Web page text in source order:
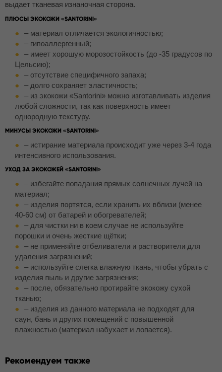
выдает тканевая изнаночная сторона.
ПЛЮСЫ ЭКОКОЖИ «SANTORINI»
– материал отличается экологичностью;
– гипоаллергенный;
– имеет хорошую морозостойкость (до -35 градусов по
Цельсию);
– отсутствие специфичного запаха;
– долго сохраняет эластичность;
– из экокожи «Santorini» можно изготавливать изделия
любой сложности, так как поверхность имеет
однородную текстуру.
МИНУСЫ ЭКОКОЖИ «SANTORINI»
– истирание материала происходит уже через 3-4 года
интенсивного использования.
УХОД ЗА ЭКОКОЖЕЙ «SANTORINI»
– избегайте попадания прямых солнечных лучей на
материал;
– изделия портятся, если хранить их вблизи (менее
40-60 см) от батарей и обогревателей;
– для чистки ни в коем случае не используйте
порошки и очень жесткие щётки;
– не применяйте отбеливатели и растворители для
удаления загрязнений;
– используйте слегка влажную ткань, чтобы убрать с
изделия пыль и другие загрязнения;
– после, обязательно протирайте экокожу сухой
тканью;
– изделия из данного материала не подходят для
саун, бань и других помещений с повышенной
влажностью (материал набухает и лопается).
Рекомендуем также